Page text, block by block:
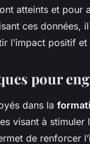
atteints et pour
ces données,
l’impact positif
pour
dans la
visant à stimuler
de renforcer l’